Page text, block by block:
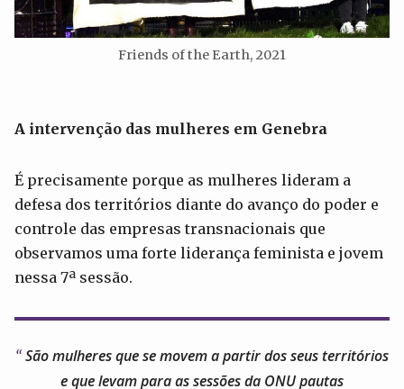
Friends of the Earth, 2021
A intervenção das mulheres em Genebra
É precisamente porque as mulheres lideram a
defesa dos territórios diante do avanço do poder e
controle das empresas transnacionais que
observamos uma forte liderança feminista e jovem
nessa 7ª sessão.
São mulheres que se movem a partir dos seus territórios
e que levam para as sessões da ONU pautas